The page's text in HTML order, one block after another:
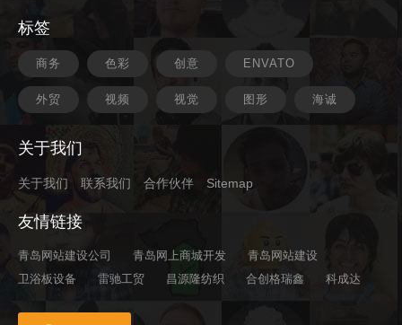
标签
商务 色彩 创意 ENVATO
外贸 视频 视觉 图形 海诚
关于我们
关于我们 联系我们 合作伙伴 Sitemap
友情链接
青岛网站建设公司 青岛网上商城开发
青岛网站建设
卫浴板设备
雷驰工贸 昌源隆纺织 合创格瑞鑫 科成达